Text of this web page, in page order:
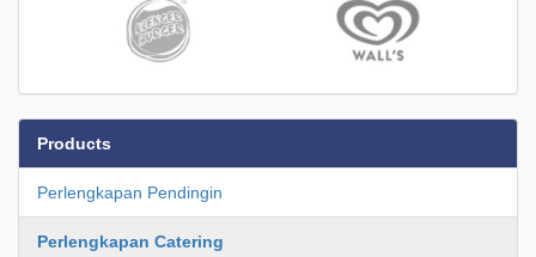
Products
Perlengkapan Pendingin
Perlengkapan Catering